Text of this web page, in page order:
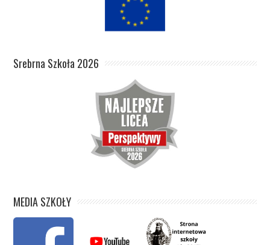
Srebrna Szkoła 2026
MEDIA SZKOŁY